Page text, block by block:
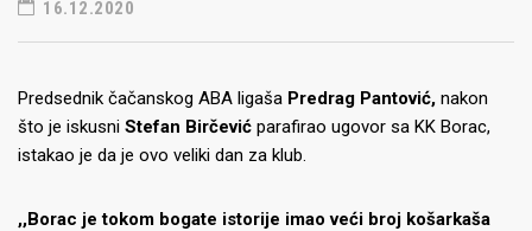
16.12.2020
Predsednik čačanskog ABA ligaša Predrag Pantović, nakon
što je iskusni Stefan Birčević parafirao ugovor sa KK Borac,
istakao je da je ovo veliki dan za klub.
,,Borac je tokom bogate istorije imao veći broj košarkaša